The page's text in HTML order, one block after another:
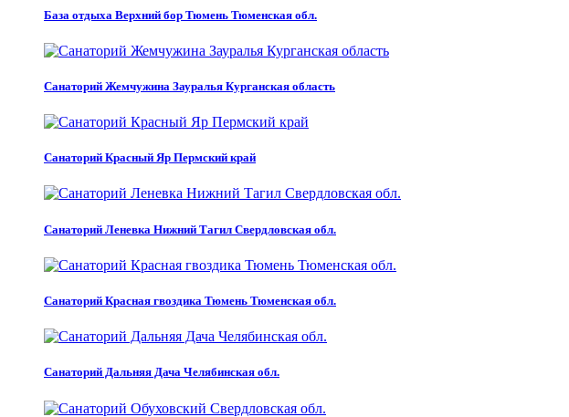
База отдыха Верхний бор Тюмень Тюменская обл.
Санаторий Жемчужина Зауралья Курганская область
Санаторий Красный Яр Пермский край
Санаторий Леневка Нижний Тагил Свердловская обл.
Санаторий Красная гвоздика Тюмень Тюменская обл.
Санаторий Дальняя Дача Челябинская обл.